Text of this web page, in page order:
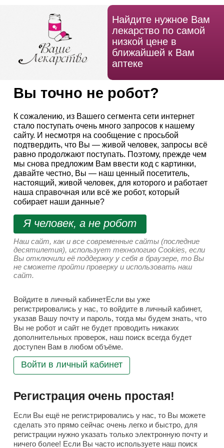
Найдите нужное Вам
лекарство по самой
низкой цене в
ближайшей к Вам
аптеке
Вы точно не робот?
К сожалению, из Вашего сегмента сети интернет
стало поступать очень много запросов к нашему
сайту. И несмотря на сообщение с просьбой
подтвердить, что Вы — живой человек, запросы всё
равно продолжают поступать. Поэтому, прежде чем
мы снова предложим Вам ввести код с картинки,
давайте честно, Вы — наш ценный посетитель,
настоящий, живой человек, для которого и работает
наша справочная или всё же робот, который
собирает наши данные?
Я человек, а не робот
Наш сайт, как и все современные сайты (последние
десятилетия), использует технологию Cookies, если
Вы отключили её поддержку у себя в браузере, то Вы
не сможете пройти проверку и использовать наш
сайт.
Войдите в личный кабинетЕсли вы уже
регистрировались у нас, то войдите в личный кабинет,
указав Вашу почту и пароль, тогда мы будем знать, что
Вы не робот и сайт не будет проводить никаких
дополнительных проверок, наш поиск всегда будет
доступен Вам в любом объёме.
Войти в личный кабинет
Регистрация очень простая!
Если Вы ещё не регистрировались у нас, то Вы можете
сделать это прямо сейчас очень легко и быстро, для
регистрации нужно указать только электронную почту и
ничего более! Если Вы часто используете наш поиск